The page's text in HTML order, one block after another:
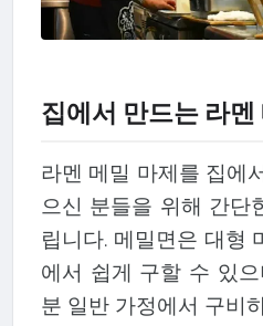
집에서 만드는 라멘
라멘 메밀 마제를 집에
으신 분들을 위해 간단
립니다. 메밀면은 대형
에서 쉽게 구할 수 있
분 일반 가정에서 구비